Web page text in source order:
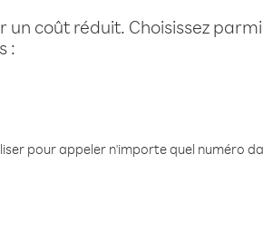
coût réduit. Choisissez
:
pour appeler n'importe quel numéro